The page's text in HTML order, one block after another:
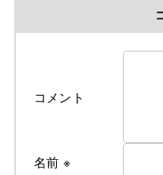
令和８年各
コメント
名前 ※